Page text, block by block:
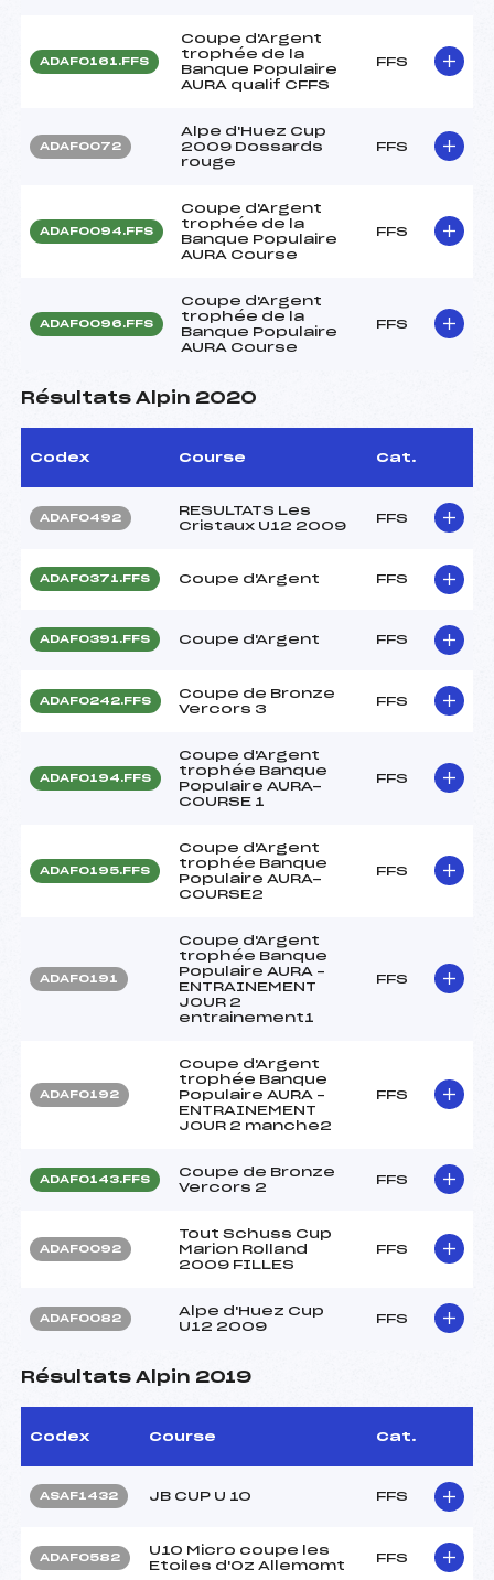
ADAF0161.FFS
Coupe d'Argent
trophée de la
Banque Populaire
AURA qualif CFFS
FFS
ADAF0072
Alpe d'Huez Cup
2009 Dossards
rouge
FFS
ADAF0094.FFS
Coupe d'Argent
trophée de la
Banque Populaire
AURA Course
FFS
ADAF0096.FFS
Coupe d'Argent
trophée de la
Banque Populaire
AURA Course
FFS
Résultats Alpin 2020
Codex Course Cat.
ADAF0492
RESULTATS Les
Cristaux U12 2009
FFS
ADAF0371.FFS Coupe d'Argent FFS
ADAF0391.FFS Coupe d'Argent FFS
ADAF0242.FFS
Coupe de Bronze
Vercors 3
FFS
ADAF0194.FFS
Coupe d'Argent
trophée Banque
Populaire AURA-
COURSE 1
FFS
ADAF0195.FFS
Coupe d'Argent
trophée Banque
Populaire AURA-
COURSE2
FFS
ADAF0191
Coupe d'Argent
trophée Banque
Populaire AURA –
ENTRAINEMENT
JOUR 2
entrainement1
FFS
ADAF0192
Coupe d'Argent
trophée Banque
Populaire AURA –
ENTRAINEMENT
JOUR 2 manche2
FFS
ADAF0143.FFS
Coupe de Bronze
Vercors 2
FFS
ADAF0092
Tout Schuss Cup
Marion Rolland
2009 FILLES
FFS
ADAF0082
Alpe d'Huez Cup
U12 2009
FFS
Résultats Alpin 2019
Codex Course Cat.
ASAF1432 JB CUP U 10 FFS
ADAF0582
U10 Micro coupe les
Etoiles d'Oz Allemomt
FFS